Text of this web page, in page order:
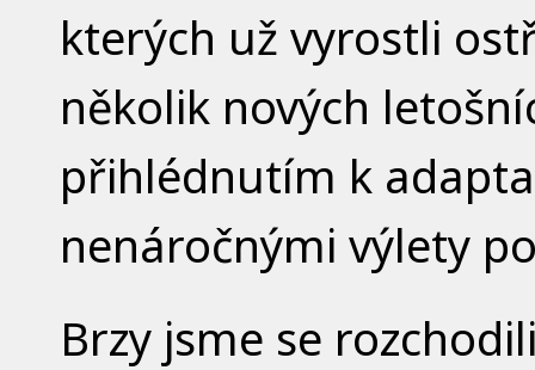
kterých už vyrostli
několik nových
přihlédnutím k
nenáročnými výlety
Brzy jsme se